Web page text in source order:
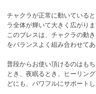
チャクラが正常に動いている
ラ全体が輝いて大きく広がりま
このブレスは、チャクラの動
をバランスよく組み合わせてあ
普段からお使い頂けるのはも
とき、夜眠るとき、ヒーリン
どにも、パワフルにサポート